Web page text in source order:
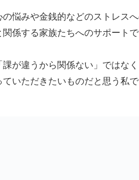
悩みや金銭的などのストレスへ
係する家族たちへのサポートで
が違うから関係ない」ではなく
いただきたいものだと思う私で